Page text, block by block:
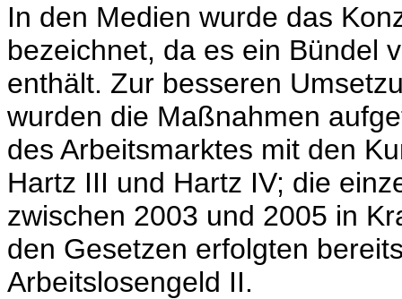
In den Medien wurde das
bezeichnet, da es ein Bündel
enthält. Zur besseren
wurden die Maßnahmen
des Arbeitsmarktes mit den
Hartz III und Hartz IV; die
zwischen 2003 und 2005 in
den Gesetzen erfolgten
Arbeitslosengeld II.